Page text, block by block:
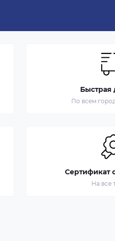
Быстрая
По всем
Сертификат
На все